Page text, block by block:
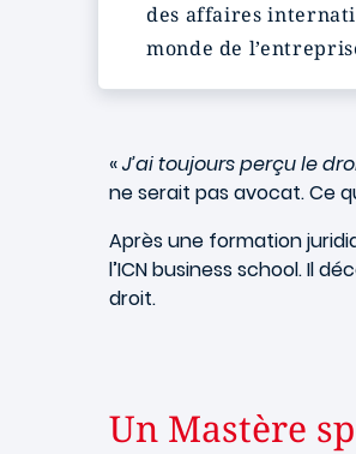
des affaires
monde de
«J’ai toujours perçu le
ne serait pas avocat. Ce
Après une formation
l’ICN business school. Il
droit.
Un Mastère